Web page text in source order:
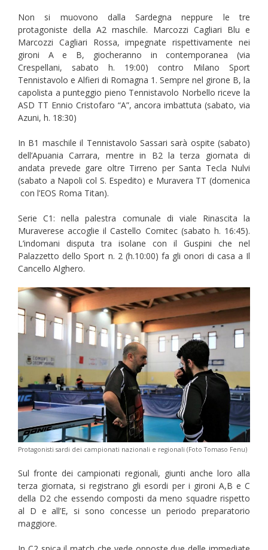
Non si muovono dalla Sardegna neppure le tre
protagoniste della A2 maschile. Marcozzi Cagliari Blu e
Marcozzi Cagliari Rossa, impegnate rispettivamente nei
gironi A e B, giocheranno in contemporanea (via
Crespellani, sabato h. 19:00) contro Milano Sport
Tennistavolo e Alfieri di Romagna 1. Sempre nel girone B, la
capolista a punteggio pieno Tennistavolo Norbello riceve la
ASD TT Ennio Cristofaro “A”, ancora imbattuta (sabato, via
Azuni, h. 18:30)
In B1 maschile il Tennistavolo Sassari sarà ospite (sabato)
dell’Apuania Carrara, mentre in B2 la terza giornata di
andata prevede gare oltre Tirreno per Santa Tecla Nulvi
(sabato a Napoli col S. Espedito) e Muravera TT (domenica
con l’EOS Roma Titan).
Serie C1: nella palestra comunale di viale Rinascita la
Muraverese accoglie il Castello Comitec (sabato h. 16:45).
L’indomani disputa tra isolane con il Guspini che nel
Palazzetto dello Sport n. 2 (h.10:00) fa gli onori di casa a Il
Cancello Alghero.
Protagonisti sardi dei campionati nazionali e regionali (Foto Tomaso Fenu)
Sul fronte dei campionati regionali, giunti anche loro alla
terza giornata, si registrano gli esordi per i gironi A,B e C
della D2 che essendo composti da meno squadre rispetto
al D e all’E, si sono concesse un periodo preparatorio
maggiore.